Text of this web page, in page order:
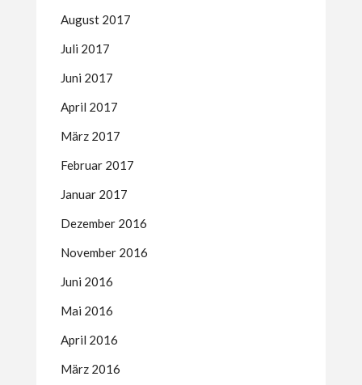
August 2017
Juli 2017
Juni 2017
April 2017
März 2017
Februar 2017
Januar 2017
Dezember 2016
November 2016
Juni 2016
Mai 2016
April 2016
März 2016